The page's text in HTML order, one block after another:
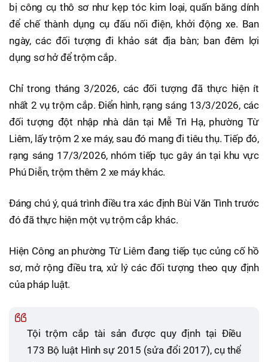
bị công cụ thô sơ như kẹp tóc kim loại, quấn băng dính
để chế thành dụng cụ đấu nối điện, khởi động xe. Ban
ngày, các đối tượng đi khảo sát địa bàn; ban đêm lợi
dụng sơ hở để trộm cắp.
Chỉ trong tháng 3/2026, các đối tượng đã thực hiện ít
nhất 2 vụ trộm cắp. Điển hình, rạng sáng 13/3/2026, các
đối tượng đột nhập nhà dân tại Mễ Trì Hạ, phường Từ
Liêm, lấy trộm 2 xe máy, sau đó mang đi tiêu thụ. Tiếp đó,
rạng sáng 17/3/2026, nhóm tiếp tục gây án tại khu vực
Phú Diễn, trộm thêm 2 xe máy khác.
Đáng chú ý, quá trình điều tra xác định Bùi Văn Tình trước
đó đã thực hiện một vụ trộm cắp khác.
Hiện Công an phường Từ Liêm đang tiếp tục củng cố hồ
sơ, mở rộng điều tra, xử lý các đối tượng theo quy định
của pháp luật.
Tội trộm cắp tài sản được quy định tại Điều
173 Bộ luật Hình sự 2015 (sửa đổi 2017), cụ thể